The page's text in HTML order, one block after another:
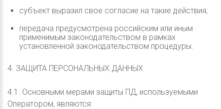
субъект выразил свое согласие на такие действия;
передача предусмотрена российским или иным
применимым законодательством в рамках
установленной законодательством процедуры.
4. ЗАЩИТА ПЕРСОНАЛЬНЫХ ДАННЫХ
4.1. Основными мерами защиты ПД, используемыми
Оператором, являются: